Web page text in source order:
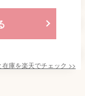
在庫を楽天でチェック >>